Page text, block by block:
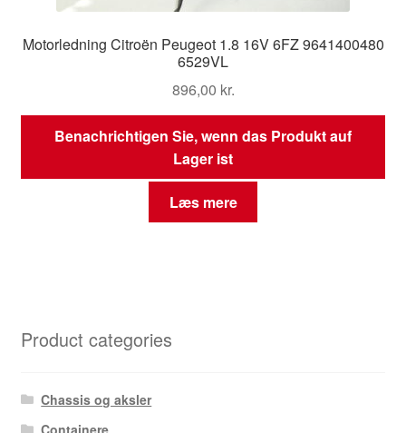
Motorledning Citroën Peugeot 1.8 16V 6FZ 9641400480
6529VL
896,00 kr.
Benachrichtigen Sie, wenn das Produkt auf
Lager ist
Læs mere
Product categories
Chassis og aksler